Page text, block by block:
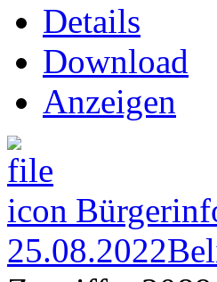
Details
Download
Anzeigen
25.08.2022